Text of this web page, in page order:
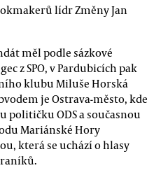
lídr Změny Jan
měl podle sázkové
z SPO, v Pardubicích pak
klubu Miluše Horská
je Ostrava-město, kde
političku ODS a současnou
Mariánské Hory
která se uchází o hlasy